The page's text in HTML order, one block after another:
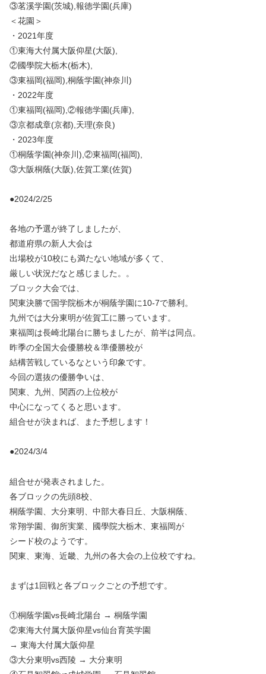
③茗溪学園(茨城),報徳学園(兵庫)
＜花園＞
・2021年度
①東海大付属大阪仰星(大阪),
②國學院大栃木(栃木),
③東福岡(福岡),桐蔭学園(神奈川)
・2022年度
①東福岡(福岡),②報徳学園(兵庫),
③京都成章(京都),天理(奈良)
・2023年度
①桐蔭学園(神奈川),②東福岡(福岡),
③大阪桐蔭(大阪),佐賀工業(佐賀)
●2024/2/25
各地の予選が終了しましたが、
都道府県の新人大会は
出場校が10校にも満たない地域が多くて、
厳しい状況だなと感じました。。
ブロック大会では、
関東決勝で国学院栃木が桐蔭学園に10-7で勝利。
九州では大分東明が佐賀工に勝っています。
東福岡は長崎北陽台に勝ちましたが、前半は同点。
昨季の全国大会優勝校＆準優勝校が
結構苦戦しているなという印象です。
今回の選抜の優勝争いは、
関東、九州、関西の上位校が
中心になってくると思います。
組合せが決まれば、また予想します！
●2024/3/4
組合せが発表されました。
各ブロックの先頭8校、
桐蔭学園、大分東明、中部大春日丘、大阪桐蔭、
常翔学園、御所実業、國學院大栃木、東福岡が
シード校のようです。
関東、東海、近畿、九州の各大会の上位校ですね。
まずは1回戦と各ブロックごとの予想です。
①桐蔭学園vs長崎北陽台 → 桐蔭学園
②東海大付属大阪仰星vs仙台育英学園
→ 東海大付属大阪仰星
③大分東明vs西陵 → 大分東明